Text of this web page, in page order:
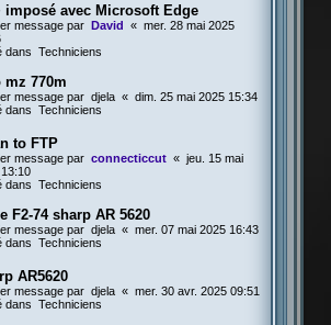
imposé avec Microsoft Edge
message par David « mer. 28 mai 2025
dans Techniciens
mz 770m
message par djela « dim. 25 mai 2025 15:34
dans Techniciens
to FTP
message par connecticcut « jeu. 15 mai
dans Techniciens
F2-74 sharp AR 5620
message par djela « mer. 07 mai 2025 16:43
dans Techniciens
AR5620
message par djela « mer. 30 avr. 2025 09:51
dans Techniciens